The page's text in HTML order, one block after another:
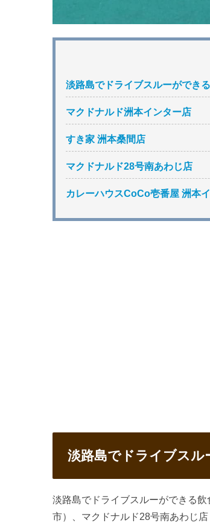
淡路島でドライブスルーができ
マクドナルド洲本インター店
すき家 洲本桑間店
マクドナルド28号南あわじ店
カレーハウスCoCo壱番屋 洲本
淡路島でドライブスル
淡路島でドライブスルーができる
市）、マクドナルド28号南あわじ